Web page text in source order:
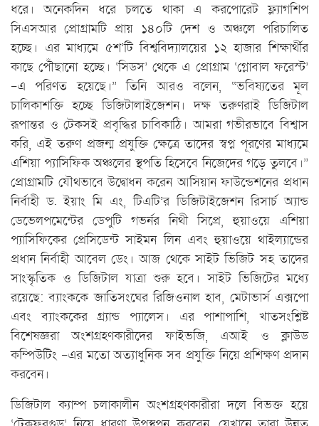
ধরে। অনেকদিন ধরে চলতে থাকা এ করপোরেট ফ্ল্যাগশিপ
সিএসআর প্রোগ্রামটি প্রায় ১৪০টি দেশ ও অঞ্চলে পরিচালিত
হচ্ছে। এর মাধ্যমে ৫শ’টি বিশ্ববিদ্যালয়ের ১২ হাজার শিক্ষার্থীর
কাছে পৌঁছানো হচ্ছে। ‘সিডস’ থেকে এ প্রোগ্রাম ‘গ্লোবাল ফরেস্ট’
-এ পরিণত হয়েছে।” তিনি আরও বলেন, “ভবিষ্যতের মূল
চালিকাশক্তি হচ্ছে ডিজিটালাইজেশন। দক্ষ তরুণরাই ডিজিটাল
রূপান্তর ও টেকসই প্রবৃদ্ধির চাবিকাঠি। আমরা গভীরভাবে বিশ্বাস
করি, এই তরুণ প্রজন্ম প্রযুক্তি ক্ষেত্রে তাদের স্বপ্ন পূরণের মাধ্যমে
এশিয়া প্যাসিফিক অঞ্চলের স্থপতি হিসেবে নিজেদের গড়ে তুলবে।”
প্রোগ্রামটি যৌথভাবে উদ্বোধন করেন আসিয়ান ফাউন্ডেশনের প্রধান
নির্বাহী ড. ইয়াং মি এং, টিএটি’র ডিজিটাইজেশন রিসার্চ অ্যান্ড
ডেভেলপমেন্টের ডেপুটি গভর্নর নিথী সিপ্রে, হুয়াওয়ে এশিয়া
প্যাসিফিকের প্রেসিডেন্ট সাইমন লিন এবং হুয়াওয়ে থাইল্যান্ডের
প্রধান নির্বাহী আবেল ডেং। আজ থেকে সাইট ভিজিট সহ তাদের
সাংস্কৃতিক ও ডিজিটাল যাত্রা শুরু হবে। সাইট ভিজিটের মধ্যে
রয়েছে: ব্যাংককে জাতিসংঘের রিজিওনাল হাব, মেটাভার্স এক্সপো
এবং ব্যাংককের গ্র্যান্ড প্যালেস। এর পাশাপাশি, খাতসংশ্লিষ্ট
বিশেষজ্ঞরা অংশগ্রহণকারীদের ফাইভজি, এআই ও ক্লাউড
কম্পিউটিং -এর মতো অত্যাধুনিক সব প্রযুক্তি নিয়ে প্রশিক্ষণ প্রদান
করবেন।
ডিজিটাল ক্যাম্প চলাকালীন অংশগ্রহণকারীরা দলে বিভক্ত হয়ে